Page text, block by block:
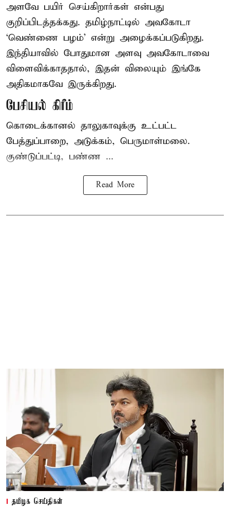
அளவே பயிர் செய்கிறார்கள் என்பது
குறிப்பிடத்தக்கது. தமிழ்நாட்டில் அவகோடா
‘வெண்ணை பழம்’ என்று அழைக்கப்படுகிறது.
இந்தியாவில் போதுமான அளவு அவகோடாவை
விளைவிக்காததால், இதன் விலையும் இங்கே
அதிகமாகவே இருக்கிறது.
பேசியல் கிரீம்
கொடைக்கானல் தாலுகாவுக்கு உட்பட்ட
பேத்துப்பாறை, அடுக்கம், பெருமாள்மலை.
குண்டுப்பட்டி, பண்ண ...
Read More
தமிழக செய்திகள்